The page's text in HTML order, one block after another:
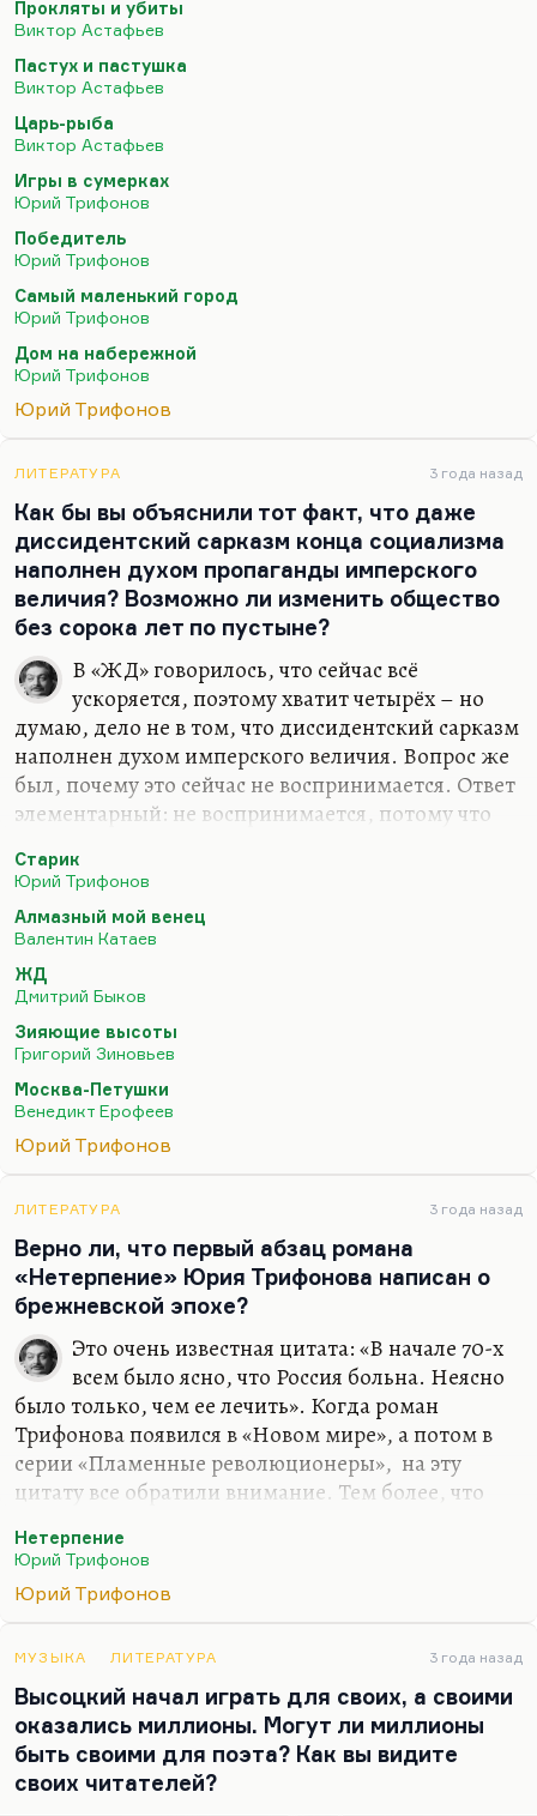
вот этот первый абзац из «Долгого прощания».
Хотя и «Дом на набережной» мне очень нравится
(это роман, безусловно, а не повесть).
Практически нет у Трифонова вещи, которая не
нравилась бы мне.
И «Старик» гениальная вещь, очень…
Прокляты и убиты
Виктор Астафьев
Пастух и пастушка
Виктор Астафьев
Царь-рыба
Виктор Астафьев
Игры в сумерках
Юрий Трифонов
Победитель
Юрий Трифонов
Самый маленький город
Юрий Трифонов
Дом на набережной
Юрий Трифонов
Юрий Трифонов
ЛИТЕРАТУРА 3 года назад
Как бы вы объяснили тот факт, что даже
диссидентский сарказм конца социализма
наполнен духом пропаганды имперского
величия? Возможно ли изменить общество
без сорока лет по пустыне?
В «ЖД» говорилось, что сейчас всё
ускоряется, поэтому хватит четырёх – но
думаю, дело не в том, что диссидентский сарказм
наполнен духом имперского величия. Вопрос же
был, почему это сейчас не воспринимается. Ответ
элементарный: не воспринимается, потому что
рассчитана на умного читателя. Тоже
маргинального, зрелого, даже несколько
перезревшего, такой перезревший социализм.
душевное с тонким сложным человеком, который
опознаёт большую часть цитат в «Алмазном моём
венце» и все цитаты у Ерофеева, который привык
к гротескному мышлению, к преувеличению,
которого тошнит от скучного реализма.…
Старик
Юрий Трифонов
Алмазный мой венец
Валентин Катаев
ЖД
Дмитрий Быков
Зияющие высоты
Григорий Зиновьев
Москва-Петушки
Венедикт Ерофеев
Юрий Трифонов
ЛИТЕРАТУРА 3 года назад
Верно ли, что первый абзац романа
«Нетерпение» Юрия Трифонова написан о
брежневской эпохе?
Это очень известная цитата: «В начале 70-х
всем было ясно, что Россия больна. Неясно
было только, чем ее лечить». Когда роман
Трифонова появился в «Новом мире», а потом в
серии «Пламенные революционеры», на эту
цитату все обратили внимание. Тем более, что
Я думаю, что Трифонов писал эту вещь для того,
чтобы концептуально разобраться со своим
к русскому террору. Он ненавидел обывателя, он
обывательщины в «Обмене», но надо было
разобраться и с отношением к старым
большевикам.
Именно, Россия больна, но те методы, которые
Нетерпение
Юрий Трифонов
Юрий Трифонов
МУЗЫКА ЛИТЕРАТУРА 3 года назад
Высоцкий начал играть для своих, а своими
оказались миллионы. Могут ли миллионы
быть своими для поэта? Как вы видите
своих читателей?